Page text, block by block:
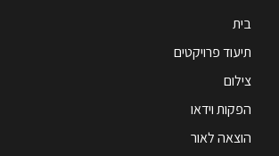
בית
תיעוד פרויקטים
צילום
הפקות וידאו
הוצאה לאור